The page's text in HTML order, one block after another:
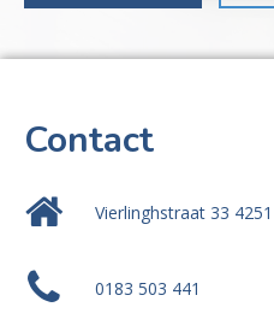
Contact
Vierlinghstraat 33
0183 503 441